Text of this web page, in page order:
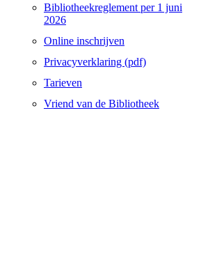
Bibliotheekreglement per 1 juni
2026
Online inschrijven
Privacyverklaring (pdf)
Tarieven
Vriend van de Bibliotheek